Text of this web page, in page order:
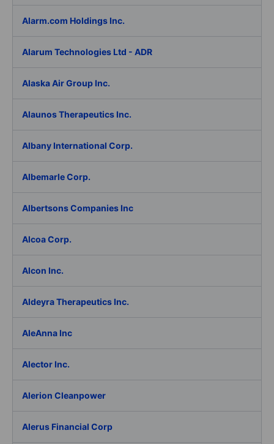
Alarm.com Holdings Inc.
Alarum Technologies Ltd - ADR
Alaska Air Group Inc.
Alaunos Therapeutics Inc.
Albany International Corp.
Albemarle Corp.
Albertsons Companies Inc
Alcoa Corp.
Alcon Inc.
Aldeyra Therapeutics Inc.
AleAnna Inc
Alector Inc.
Alerion Cleanpower
Alerus Financial Corp